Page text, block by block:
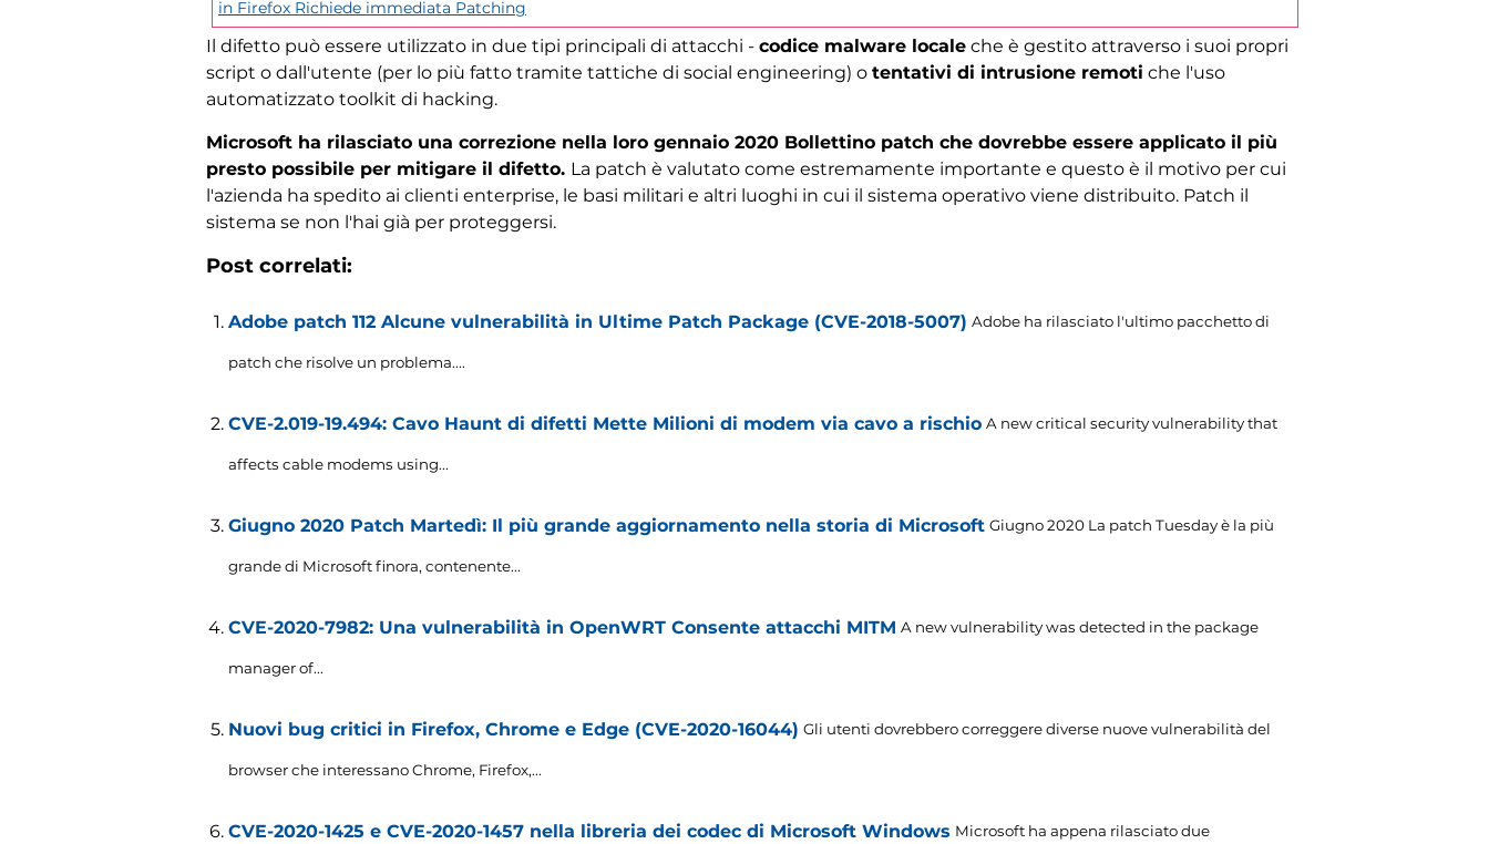
in Firefox Richiede immediata Patching
Il difetto può essere utilizzato in due tipi principali di attacchi - codice malware locale che è gestito attraverso i suoi propri
script o dall'utente (per lo più fatto tramite tattiche di social engineering) o tentativi di intrusione remoti che l'uso
automatizzato toolkit di hacking.
Microsoft ha rilasciato una correzione nella loro gennaio 2020 Bollettino patch che dovrebbe essere applicato il più
presto possibile per mitigare il difetto. La patch è valutato come estremamente importante e questo è il motivo per cui
l'azienda ha spedito ai clienti enterprise, le basi militari e altri luoghi in cui il sistema operativo viene distribuito. Patch il
sistema se non l'hai già per proteggersi.
Post correlati:
Adobe patch 112 Alcune vulnerabilità in Ultime Patch Package (CVE-2018-5007) Adobe ha rilasciato l'ultimo pacchetto di
patch che risolve un problema....
CVE-2.019-19.494: Cavo Haunt di difetti Mette Milioni di modem via cavo a rischio A new critical security vulnerability that
affects cable modems using...
Giugno 2020 Patch Martedì: Il più grande aggiornamento nella storia di Microsoft Giugno 2020 La patch Tuesday è la più
grande di Microsoft finora, contenente...
CVE-2020-7982: Una vulnerabilità in OpenWRT Consente attacchi MITM A new vulnerability was detected in the package
manager of...
Nuovi bug critici in Firefox, Chrome e Edge (CVE-2020-16044) Gli utenti dovrebbero correggere diverse nuove vulnerabilità del
browser che interessano Chrome, Firefox,...
CVE-2020-1425 e CVE-2020-1457 nella libreria dei codec di Microsoft Windows Microsoft ha appena rilasciato due